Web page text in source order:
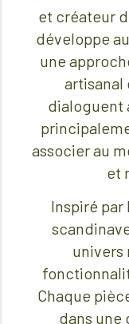
et créateur
développe
une
artisanal
dialoguent
associer au
et
Inspiré
univers
Chaque
dans une